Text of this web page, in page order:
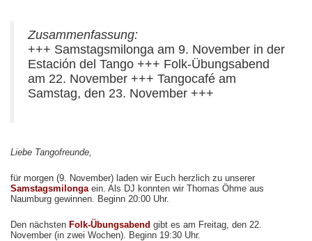
Zusammenfassung:
+++ Samstagsmilonga am 9. November in der
Estación del Tango +++ Folk-Übungsabend
am 22. November +++ Tangocafé am
Samstag, den 23. November +++
Liebe Tangofreunde,
für morgen (9. November) laden wir Euch herzlich zu unserer
Samstagsmilongaein. Als DJ konnten wir Thomas Öhme aus
Naumburg gewinnen. Beginn 20:00 Uhr.
Den nächsten Folk-Übungsabend gibt es am Freitag, den 22.
November (in zwei Wochen). Beginn 19:30 Uhr.